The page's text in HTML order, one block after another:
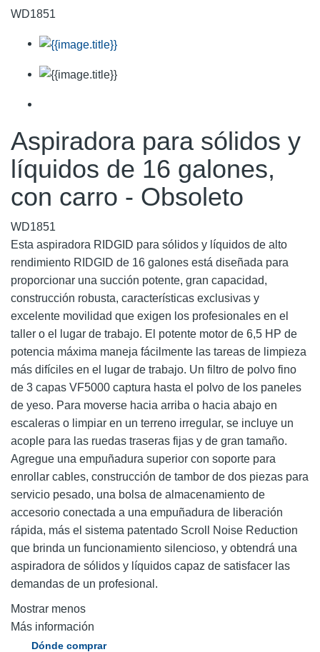
WD1851
Aspiradora para sólidos y
líquidos de 16 galones,
con carro - Obsoleto
WD1851
Esta aspiradora RIDGID para sólidos y líquidos de alto
rendimiento RIDGID de 16 galones está diseñada para
proporcionar una succión potente, gran capacidad,
construcción robusta, características exclusivas y
excelente movilidad que exigen los profesionales en el
taller o el lugar de trabajo. El potente motor de 6,5 HP de
potencia máxima maneja fácilmente las tareas de limpieza
más difíciles en el lugar de trabajo. Un filtro de polvo fino
de 3 capas VF5000 captura hasta el polvo de los paneles
de yeso. Para moverse hacia arriba o hacia abajo en
escaleras o limpiar en un terreno irregular, se incluye un
acople para las ruedas traseras fijas y de gran tamaño.
Agregue una empuñadura superior con soporte para
enrollar cables, construcción de tambor de dos piezas para
servicio pesado, una bolsa de almacenamiento de
accesorio conectada a una empuñadura de liberación
rápida, más el sistema patentado Scroll Noise Reduction
que brinda un funcionamiento silencioso, y obtendrá una
aspiradora de sólidos y líquidos capaz de satisfacer las
demandas de un profesional.
Mostrar menos
Más información
Dónde comprar